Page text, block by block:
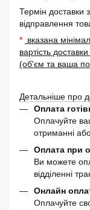
Термін доставки
відправлення
* вказана
вартість
(об'єм та ваша
Детальніше про
Оплата
Оплачуйте
отриманні
Оплата при
Ви можете
відділенні
Онлайн
Оплачуйте